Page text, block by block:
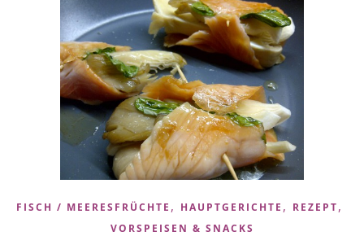
FISCH / MEERESFRÜCHTE , HAUPTGERICHTE , REZEPT,
VORSPEISEN & SNACKS